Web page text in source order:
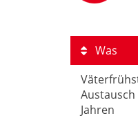
Was
Jahren